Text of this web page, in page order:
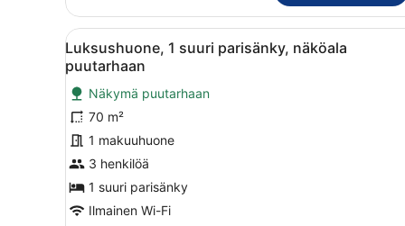
parisänky
Avaa
kaikki
huonetyypin
Luksushuone,
1
suuri
parisänky,
näköala
puutarhaan
Moderni olohuone, jossa
10
Luksushuone, 1 suuri parisänky, näköala
puutarhaan
Näkymä puutarhaan
70 m²
1 makuuhuone
3 henkilöä
1 suuri parisänky
Ilmainen Wi-Fi